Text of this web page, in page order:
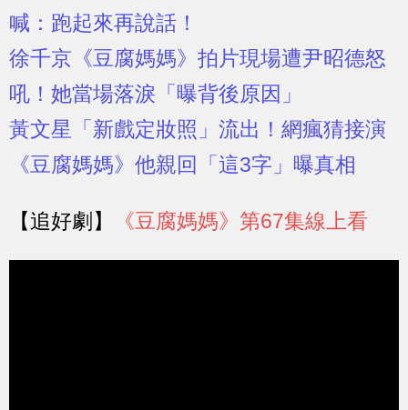
喊：跑起來再說話！
徐千京《豆腐媽媽》拍片現場遭尹昭德怒
吼！她當場落淚「曝背後原因」
黃文星「新戲定妝照」流出！網瘋猜接演
《豆腐媽媽》他親回「這3字」曝真相
【追好劇】 《豆腐媽媽》第67集線上看